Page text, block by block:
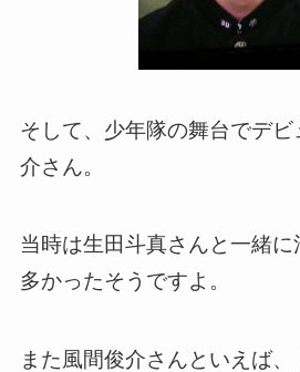
そして、少年隊の舞台でデ
介さん。
当時は生田斗真さんと一緒
多かったそうですよ。
また風間俊介さんといえば